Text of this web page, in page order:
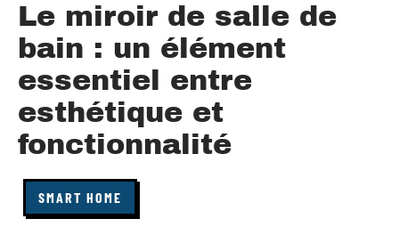
Le miroir de salle de
bain : un élément
essentiel entre
esthétique et
fonctionnalité
SMART HOME